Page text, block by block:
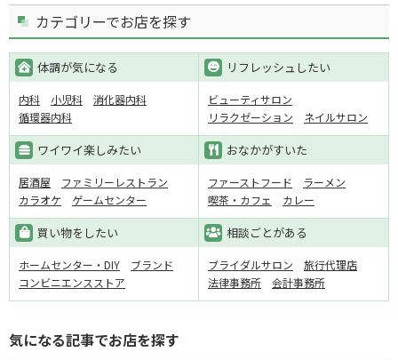
カテゴリーでお店を探す
体調が気になる
内科 小児科
消化器内科
循環器内科
リフレッシュしたい
ビューティサロン
リラクゼーション
ネイルサロン
ワイワイ楽しみたい
居酒屋
ファミリーレストラン
カラオケ
ゲームセンター
おなかがすいた
ファーストフード
ラーメン
喫茶・カフェ
カレー
買い物をしたい
ホームセンター・DIY
ブランド
コンビニエンスストア
相談ごとがある
ブライダルサロン
旅行代理店
法律事務所
会計事務所
気になる記事でお店を探す